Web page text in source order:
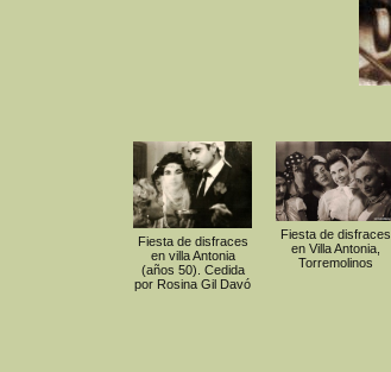
Fiesta de disfraces
en villa Antonia
(años 50). Cedida
por Rosina Gil Davó
Fiesta de disfraces
en Villa Antonia,
Torremolinos